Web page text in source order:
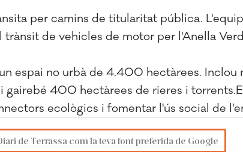
per camins de titularitat pública.
de vehicles de motor per l'Anella
espai no urbà de 4.400 hectàrees. Inclou
gairebé 400 hectàrees de rieres i
ecològics i fomentar l'ús social de
de Terrassa com la teva font preferida de Google